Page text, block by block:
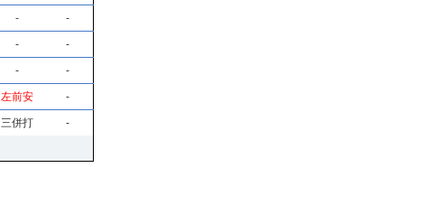
- -
- -
- -
左前安 -
三併打
-